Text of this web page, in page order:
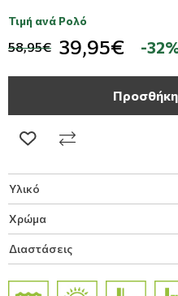
Τιμή ανά Ρολό
58,95€ 39,95€ -
Υλικό
Χρώμα
Διαστάσεις